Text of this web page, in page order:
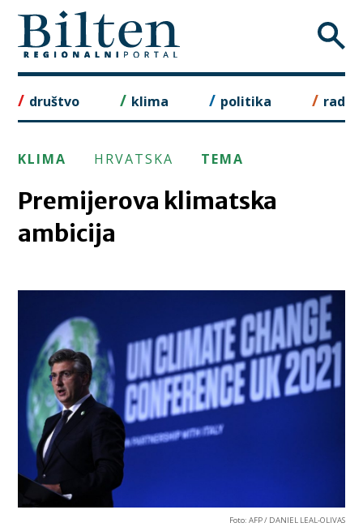
to
content
društvo klima politika rad
KLIMA HRVATSKA TEMA
Premijerova klimatska
ambicija
Foto: AFP / DANIEL LEAL-OLIVAS